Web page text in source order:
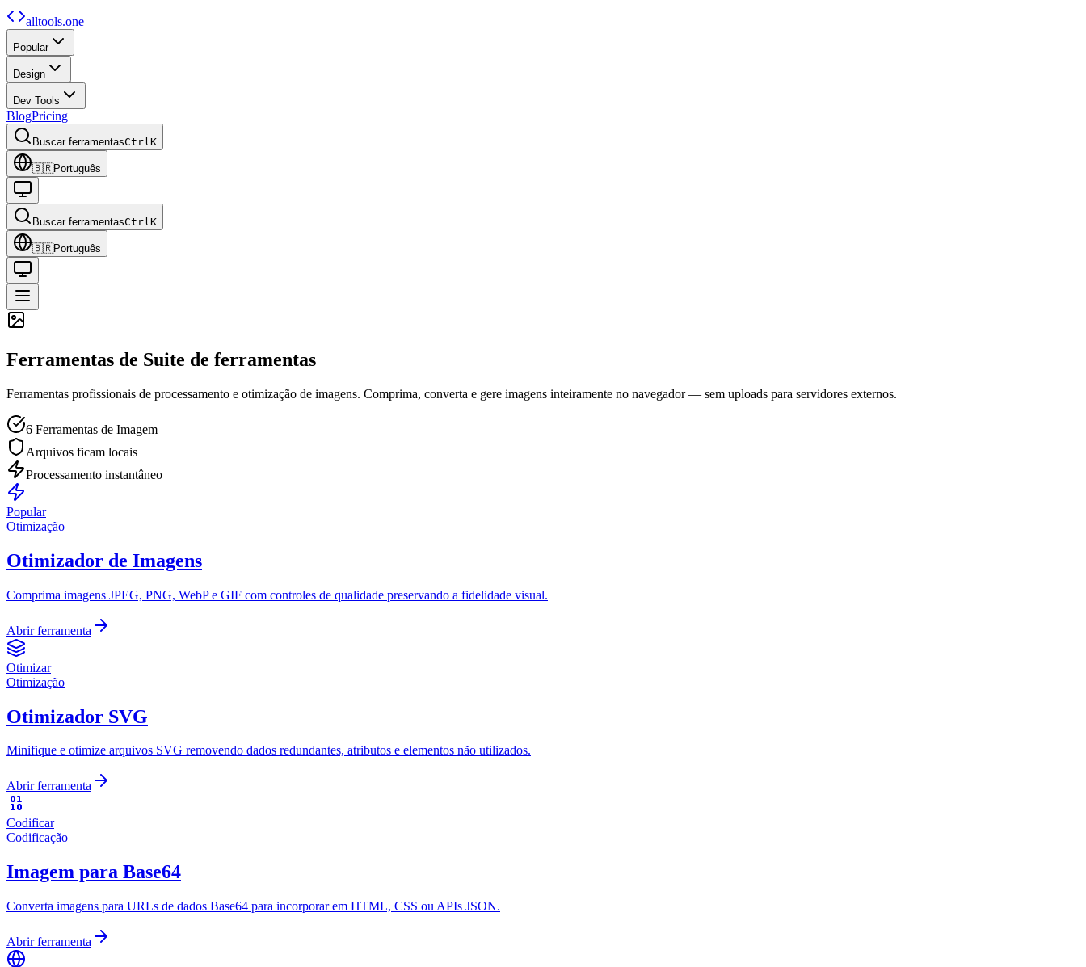
alltools.one
Popular
Design
Dev Tools
BlogPricing
Buscar ferramentasCtrlK
🇧🇷Português
Buscar ferramentasCtrlK
🇧🇷Português
Ferramentas de Suite de ferramentas
Ferramentas profissionais de processamento e otimização de imagens. Comprima, converta e gere imagens inteiramente no navegador — sem uploads para servidores externos.
6 Ferramentas de Imagem
Arquivos ficam locais
Processamento instantâneo
Popular
Otimização
Otimizador de Imagens
Comprima imagens JPEG, PNG, WebP e GIF com controles de qualidade preservando a fidelidade visual.
Abrir ferramenta
Otimizar
Otimização
Otimizador SVG
Minifique e otimize arquivos SVG removendo dados redundantes, atributos e elementos não utilizados.
Abrir ferramenta
Codificar
Codificação
Imagem para Base64
Converta imagens para URLs de dados Base64 para incorporar em HTML, CSS ou APIs JSON.
Abrir ferramenta